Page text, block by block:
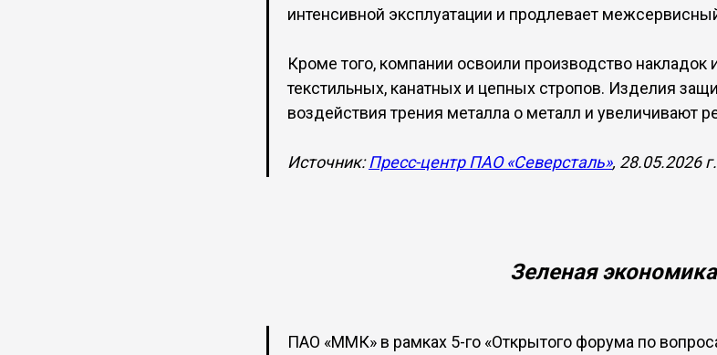
интенсивной эксплуатации и продлевает
Кроме того, компании освоили производство накладок
текстильных, канатных и цепных стропов. Изделия
воздействия трения металла о металл и увеличивают
Источник:Пресс-центр ПАО «Северсталь», 28.05.2026 г.
Зеленая экономика
ПАО «ММК» в рамках 5-го «Открытого форума по